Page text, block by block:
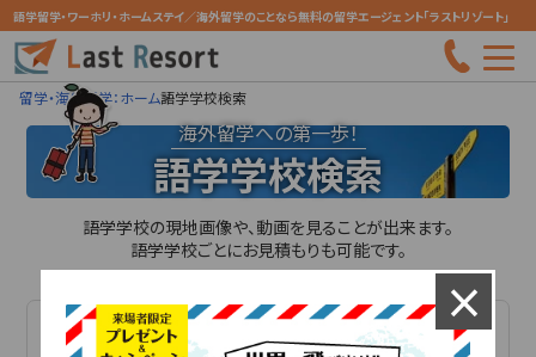
語学留学・ワーホリ・ホームステイ／海外留学のことなら無料の留学エージェント「ラストリゾート」
×
留学・海外留学：ホーム語学学校検索
語学学校検索
海外留学への第一歩！
語学学校の現地画像や、動画を見ることが出来ます。
語学学校ごとにお見積もりも可能です。
国 必須 都市 必須